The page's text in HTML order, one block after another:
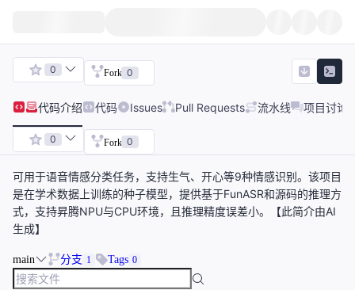
0 Fork 0
代码介绍 代码 Issues Pull Requests 流水线 项目讨论
0 Fork 0
可用于语音情感分类任务，支持生气、开心等9种情感识别。该项目
是在学术数据上训练的种子模型，提供基于FunASR和源码的推理方
式，支持昇腾NPU与CPU环境，且推理精度误差小。【此简介由AI
生成】
main 分支 1 Tags 0